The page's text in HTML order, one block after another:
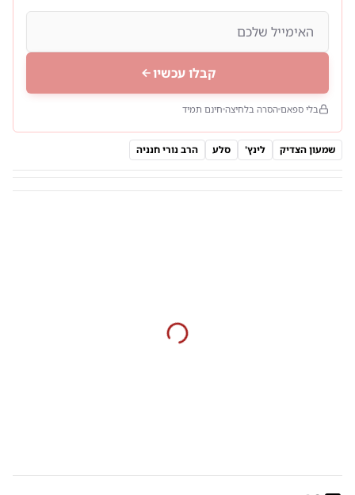
קבלו עכשיו
בלי ספאם הסרה בלחיצה חינם תמיד
שמעון הצדיק לינץ' סלע הרב נורי חנניה